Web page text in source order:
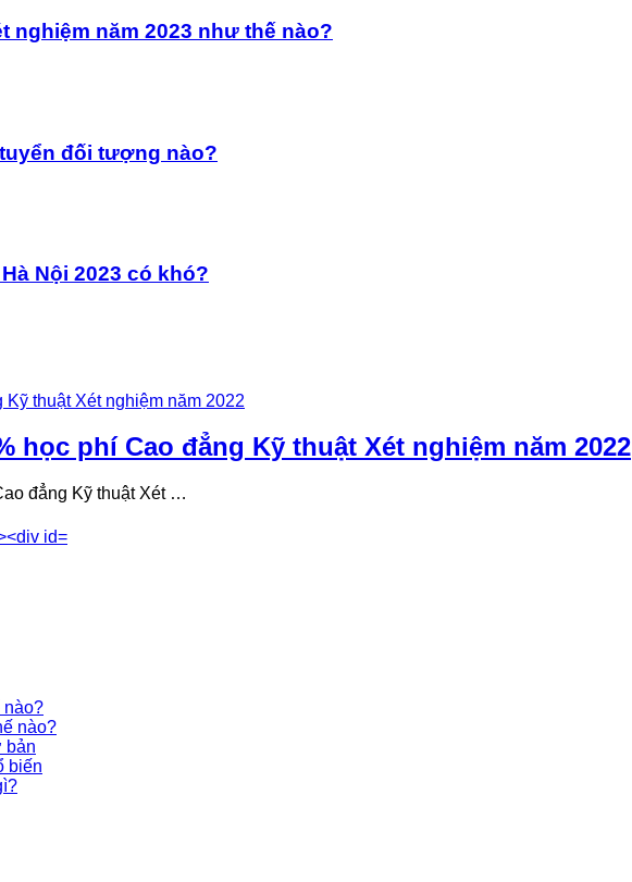
nghiệm năm 2023 như thế nào?
đối tượng nào?
Nội 2023 có khó?
học phí Cao đẳng Kỹ thuật Xét nghiệm năm 2022
đẳng Kỹ thuật Xét …
nào?
nào?
bản
biến